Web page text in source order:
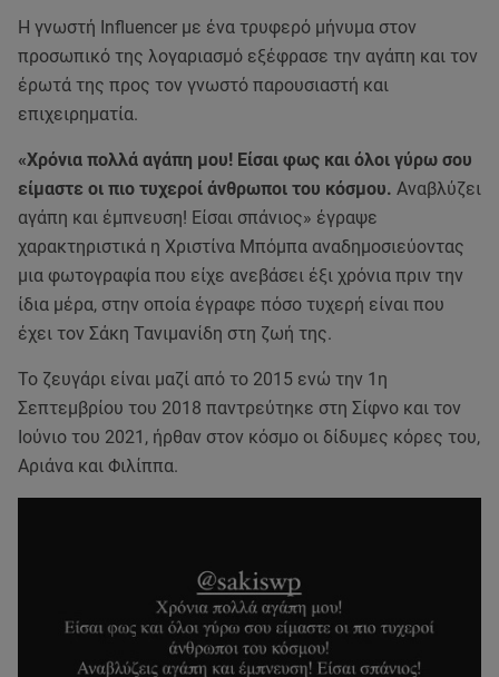
Η γνωστή Influencer με ένα τρυφερό μήνυμα στον
προσωπικό της λογαριασμό εξέφρασε την αγάπη και τον
έρωτά της προς τον γνωστό παρουσιαστή και
επιχειρηματία.
«Χρόνια πολλά αγάπη μου! Είσαι φως και όλοι γύρω σου
είμαστε οι πιο τυχεροί άνθρωποι του κόσμου. Αναβλύζει
αγάπη και έμπνευση! Είσαι σπάνιος» έγραψε
χαρακτηριστικά η Χριστίνα Μπόμπα αναδημοσιεύοντας
μια φωτογραφία που είχε ανεβάσει έξι χρόνια πριν την
ίδια μέρα, στην οποία έγραφε πόσο τυχερή είναι που
έχει τον Σάκη Τανιμανίδη στη ζωή της.
To ζευγάρι είναι μαζί από το 2015 ενώ την 1η
Σεπτεμβρίου του 2018 παντρεύτηκε στη Σίφνο και τον
Ιούνιο του 2021, ήρθαν στον κόσμο οι δίδυμες κόρες του,
Αριάνα και Φιλίππα.